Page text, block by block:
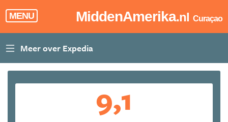
MENU MiddenAmerika.nl Curaçao
9,1